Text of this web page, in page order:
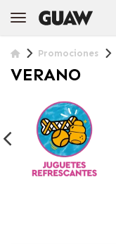
Promociones
VERANO